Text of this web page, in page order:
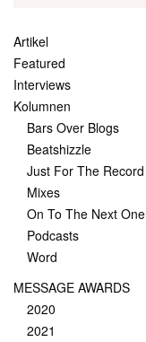
Artikel
Featured
Interviews
Kolumnen
Bars Over Blogs
Beatshizzle
Just For The Record
Mixes
On To The Next One
Podcasts
Word
MESSAGE AWARDS
2020
2021